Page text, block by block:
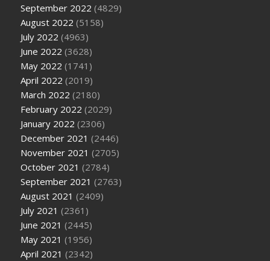
September 2022 (4829)
August 2022 (5158)
July 2022 (4963)
June 2022 (3628)
May 2022 (1741)
April 2022 (2019)
March 2022 (2180)
February 2022 (2029)
January 2022 (2306)
December 2021 (2446)
November 2021 (2705)
October 2021 (2784)
September 2021 (2763)
August 2021 (2409)
July 2021 (2361)
June 2021 (2445)
May 2021 (1956)
April 2021 (2342)